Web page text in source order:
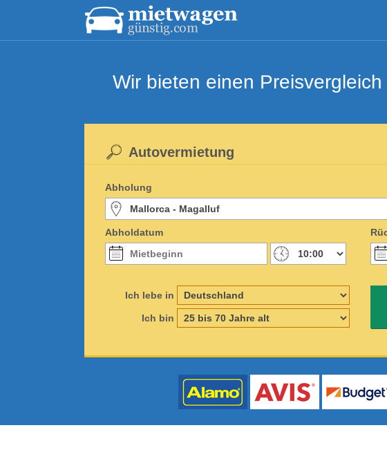
Wir bieten einen
Autovermietung
Abholung
Abholdatum
Ich lebe in
Ich bin